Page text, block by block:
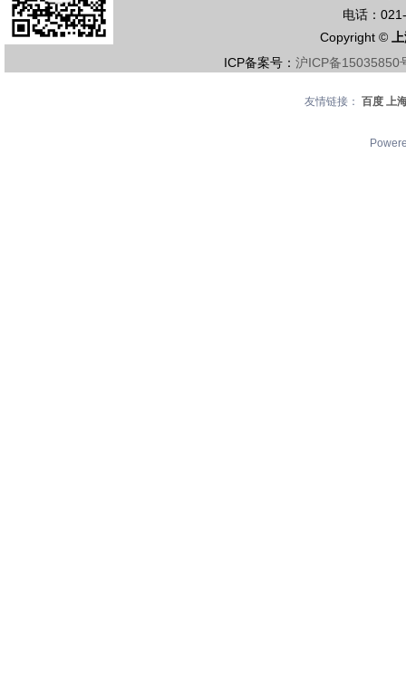
电话：
Copyright ©
ICP备案号： 沪ICP备15035850
友情链接： 百度 上